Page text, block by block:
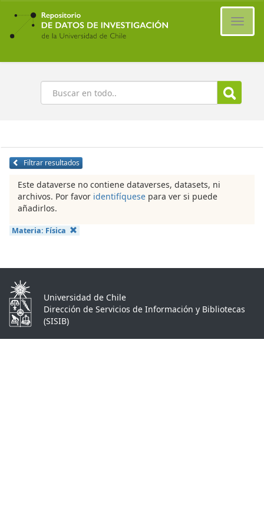
Ir
contenido
principal
Buscar
Filtrar resultados
Este dataverse no contiene dataverses, datasets, ni
archivos. Por favor identifíquese para ver si puede
añadirlos.
Materia: Física
Universidad de Chile
Dirección de Servicios de Información y Bibliotecas
(SISIB)